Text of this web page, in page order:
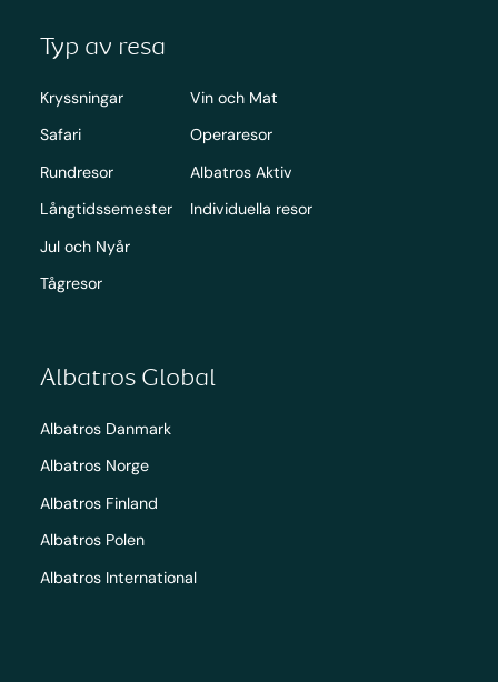
Typ av resa
Kryssningar
Safari
Rundresor
Långtidssemester
Jul och Nyår
Tågresor
Vin och Mat
Operaresor
Albatros Aktiv
Individuella resor
Albatros Global
Albatros Danmark
Albatros Norge
Albatros Finland
Albatros Polen
Albatros International